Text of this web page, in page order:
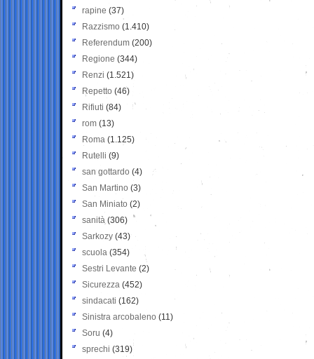
rapine (37)
Razzismo (1.410)
Referendum (200)
Regione (344)
Renzi (1.521)
Repetto (46)
Rifiuti (84)
rom (13)
Roma (1.125)
Rutelli (9)
san gottardo (4)
San Martino (3)
San Miniato (2)
sanità (306)
Sarkozy (43)
scuola (354)
Sestri Levante (2)
Sicurezza (452)
sindacati (162)
Sinistra arcobaleno (11)
Soru (4)
sprechi (319)